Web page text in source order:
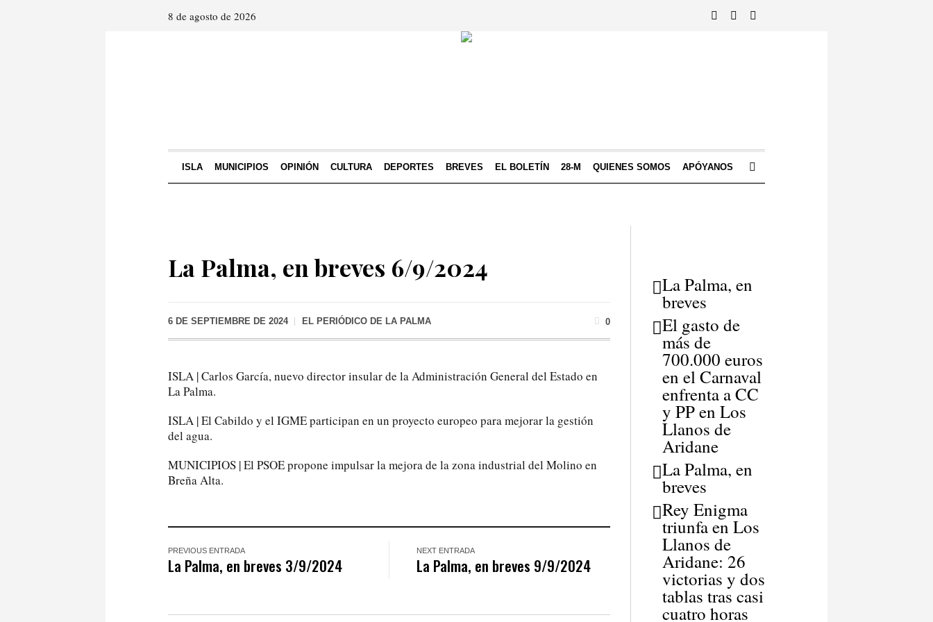
8 de agosto de 2026
ISLA MUNICIPIOS OPINIÓN CULTURA DEPORTES BREVES EL BOLETÍN 28-M QUIENES SOMOS APÓYANOS
La Palma, en breves 6/9/2024
6 DE SEPTIEMBRE DE 2024 EL PERIÓDICO DE LA PALMA 0
ISLA | Carlos García, nuevo director insular de la Administración General del Estado en
La Palma.
ISLA | El Cabildo y el IGME participan en un proyecto europeo para mejorar la gestión
del agua.
MUNICIPIOS | El PSOE propone impulsar la mejora de la zona industrial del Molino en
Breña Alta.
PREVIOUS ENTRADA
La Palma, en breves 3/9/2024
NEXT ENTRADA
La Palma, en breves 9/9/2024
La Palma, en
breves
El gasto de
más de
700.000 euros
en el Carnaval
enfrenta a CC
y PP en Los
Llanos de
Aridane
La Palma, en
breves
Rey Enigma
triunfa en Los
Llanos de
Aridane: 26
victorias y dos
tablas tras casi
cuatro horas